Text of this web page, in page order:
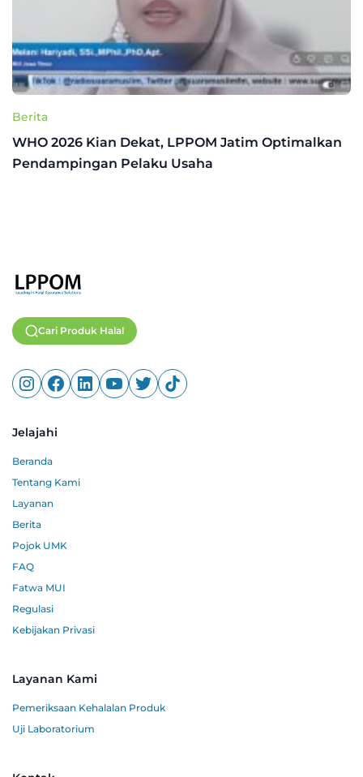
Berita
WHO 2026 Kian Dekat, LPPOM Jatim Optimalkan
Pendampingan Pelaku Usaha
Cari Produk Halal
Jelajahi
Beranda
Tentang Kami
Layanan
Berita
Pojok UMK
FAQ
Fatwa MUI
Regulasi
Kebijakan Privasi
Layanan Kami
Pemeriksaan Kehalalan Produk
Uji Laboratorium